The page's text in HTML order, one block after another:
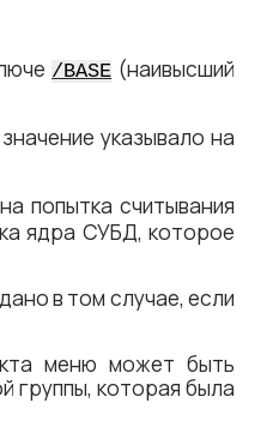
/BASE (наивысший
указывало на
попытка считывания
ядра СУБД, которое
в том случае, если
меню может быть
группы, которая была